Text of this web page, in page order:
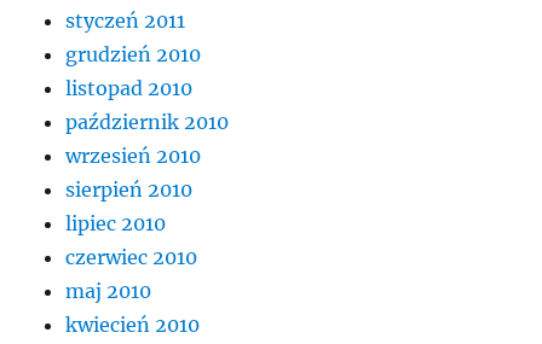
styczeń 2011
grudzień 2010
listopad 2010
październik 2010
wrzesień 2010
sierpień 2010
lipiec 2010
czerwiec 2010
maj 2010
kwiecień 2010